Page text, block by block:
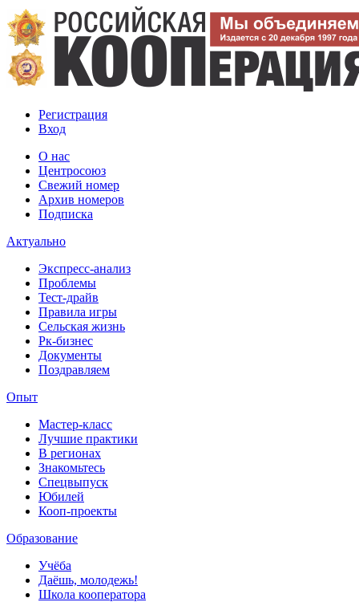
Регистрация
Вход
О нас
Центросоюз
Свежий номер
Архив номеров
Подписка
Актуально
Экспресс-анализ
Проблемы
Тест-драйв
Правила игры
Сельская жизнь
Рк-бизнес
Документы
Поздравляем
Опыт
Мастер-класс
Лучшие практики
В регионах
Знакомьтесь
Спецвыпуск
Юбилей
Кооп-проекты
Образование
Учёба
Даёшь, молодежь!
Школа кооператора